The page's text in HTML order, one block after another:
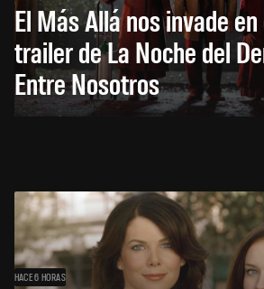
El Más Allá nos invade
trailer de La Noche del
Entre Nosotros
HACE 6 HORAS